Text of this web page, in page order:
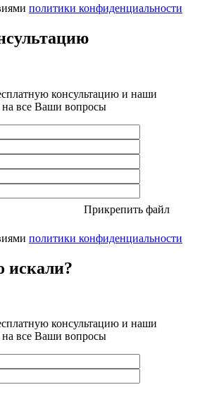
политики конфиденциальности
консультацию и наши
на все Ваши вопросы
Прикрепить файл
политики конфиденциальности
искали?
консультацию и наши
на все Ваши вопросы